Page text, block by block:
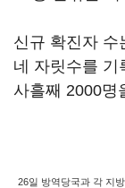
신규 확진자 수
네 자릿수를 기
사흘째 2000명
26일 방역당국과 각 지